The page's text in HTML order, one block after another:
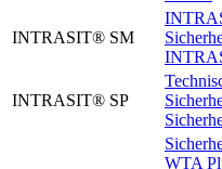
INTRASIT® SM
INTRASIT® SP
WTA